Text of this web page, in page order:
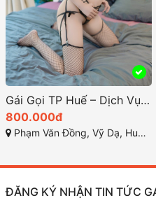
Gái Gọi TP Huế – Dịch Vụ Chất Lượng Cao Cấp 2025 Dành Cho anh Em Huế
800.000đ
Phạm Văn Đồng, Vỹ Dạ, Huế, Thừa Thiên Huế
ĐĂNG KÝ NHẬN TIN TỨC